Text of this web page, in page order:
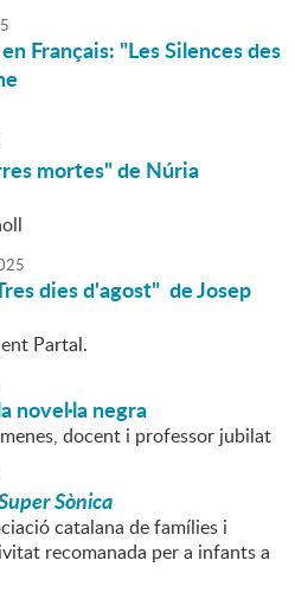
Français: "Les Silences des
mortes" de Núria
dies d'agost" de Josep
Partal.
novel·la negra
docent i professor jubilat
Sònica
catalana de famílies i
recomanada per a infants a